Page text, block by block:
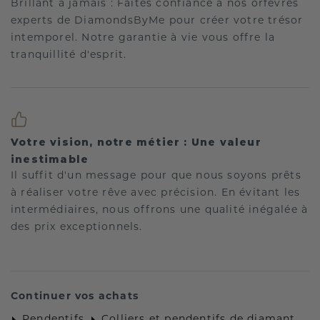
Brillant à jamais : Faites confiance à nos orfèvres
experts de DiamondsByMe pour créer votre trésor
intemporel. Notre garantie à vie vous offre la
tranquillité d'esprit.
Votre vision, notre métier : Une valeur
inestimable
Il suffit d'un message pour que nous soyons prêts
à réaliser votre rêve avec précision. En évitant les
intermédiaires, nous offrons une qualité inégalée à
des prix exceptionnels.
Continuer vos achats